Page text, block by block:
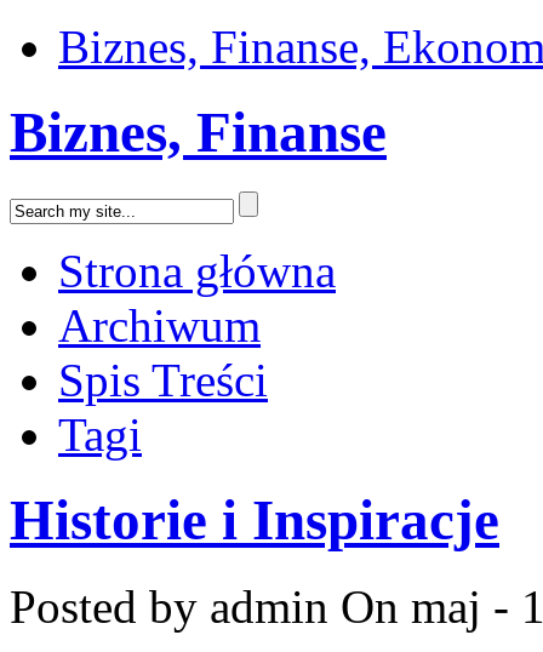
Biznes, Finanse,
Biznes, Finanse
Strona główna
Archiwum
Spis Treści
Tagi
Historie i Inspiracje
Posted by admin On maj -